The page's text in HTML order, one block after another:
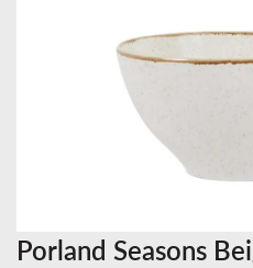
Porland Seasons